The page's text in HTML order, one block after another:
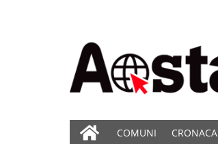
COMUNI CRONACA